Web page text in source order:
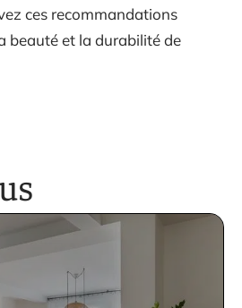
ces recommandations
beauté et la durabilité de